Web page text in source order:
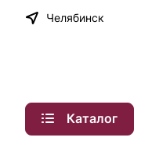
Челябинск
Каталог